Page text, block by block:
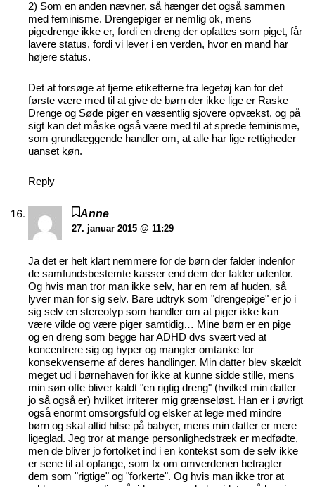
2) Som en anden nævner, så hænger det også sammen
med feminisme. Drengepiger er nemlig ok, mens
pigedrenge ikke er, fordi en dreng der opfattes som piget, får
lavere status, fordi vi lever i en verden, hvor en mand har
højere status.
Det at forsøge at fjerne etiketterne fra legetøj kan for det
første være med til at give de børn der ikke lige er Raske
Drenge og Søde piger en væsentlig sjovere opvækst, og på
sigt kan det måske også være med til at sprede feminisme,
som grundlæggende handler om, at alle har lige rettigheder –
uanset køn.
Reply
Anne
27. januar 2015 @ 11:29
Ja det er helt klart nemmere for de børn der falder indenfor
de samfundsbestemte kasser end dem der falder udenfor.
Og hvis man tror man ikke selv, har en rem af huden, så
lyver man for sig selv. Bare udtryk som "drengepige" er jo i
sig selv en stereotyp som handler om at piger ikke kan
være vilde og være piger samtidig… Mine børn er en pige
og en dreng som begge har ADHD dvs svært ved at
koncentrere sig og hyper og mangler omtanke for
konsekvenserne af deres handlinger. Min datter blev skældt
meget ud i børnehaven for ikke at kunne sidde stille, mens
min søn ofte bliver kaldt "en rigtig dreng" (hvilket min datter
jo så også er) hvilket irriterer mig grænseløst. Han er i øvrigt
også enormt omsorgsfuld og elsker at lege med mindre
børn og skal altid hilse på babyer, mens min datter er mere
ligeglad. Jeg tror at mange personlighedstræk er medfødte,
men de bliver jo fortolket ind i en kontekst som de selv ikke
er sene til at opfange, som fx om omverdenen betragter
dem som "rigtige" og "forkerte". Og hvis man ikke tror at